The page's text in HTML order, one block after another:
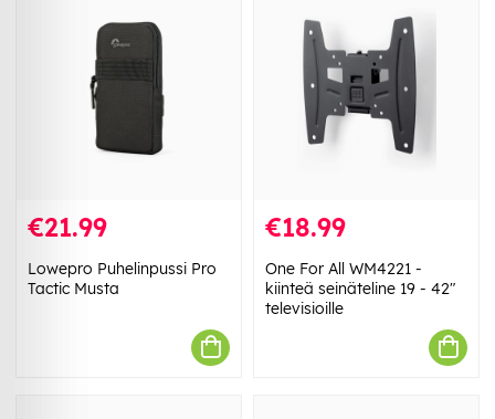
€21.99
Lowepro Puhelinpussi Pro
Tactic Musta
€18.99
One For All WM4221 -
kiinteä seinäteline 19 - 42"
televisioille